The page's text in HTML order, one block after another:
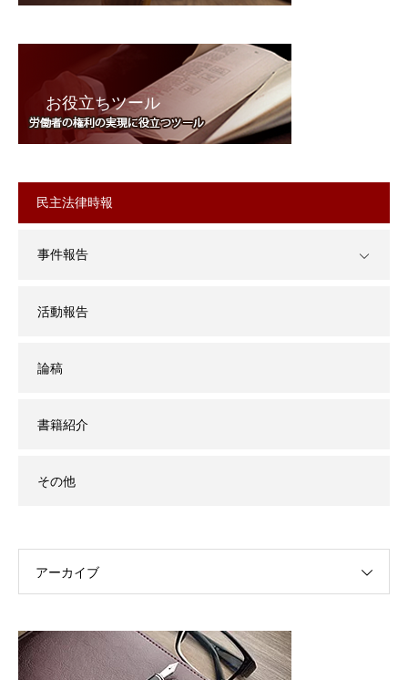
お役立ちツール
民主法律時報
事件報告
活動報告
論稿
書籍紹介
その他
アーカイブ